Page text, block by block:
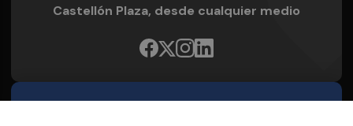
Castellón Plaza, desde cualquier medio